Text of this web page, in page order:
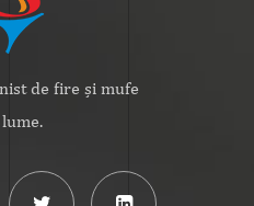
de fire și mufe